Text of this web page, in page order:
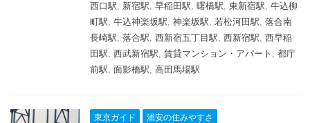
西口駅, 新宿駅, 早稲田駅, 曙橋駅, 東新宿駅, 牛込柳
町駅, 牛込神楽坂駅, 神楽坂駅, 若松河田駅, 落合南
長崎駅, 落合駅, 西新宿五丁目駅, 西新宿駅, 西早稲
田駅, 西武新宿駅, 賃貸マンション・アパート , 都庁
前駅, 面影橋駅, 高田馬場駅
東京ガイド 浦安の住みやすさ